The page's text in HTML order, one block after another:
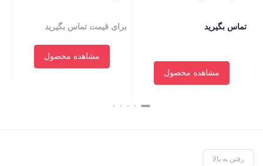
تماس بگیرید
مشاهده محصول
برای قیمت تماس بگیرید
مشاهده محصول
رفتن به بالا